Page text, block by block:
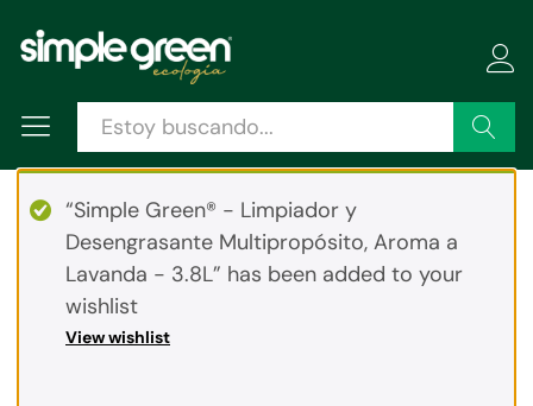
Buscar
View wishlist
“Simple Green® - Limpiador y
Desengrasante Multipropósito, Aroma a
Lavanda - 3.8L” has been added to your
wishlist